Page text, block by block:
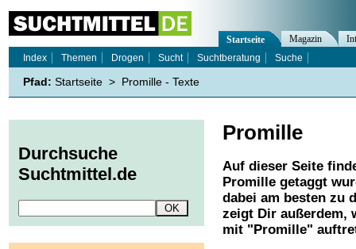
Promille
Auf dieser Seite
Promille getaggt
dabei am besten zu
zeigt Dir außerdem,
mit " Promille"
Startseite Magazin
Index
Themen Drogen Sucht Suchtberatung Suche
Pfad: Startseite > Promille - Texte
Durchsuche
Suchtmittel.de